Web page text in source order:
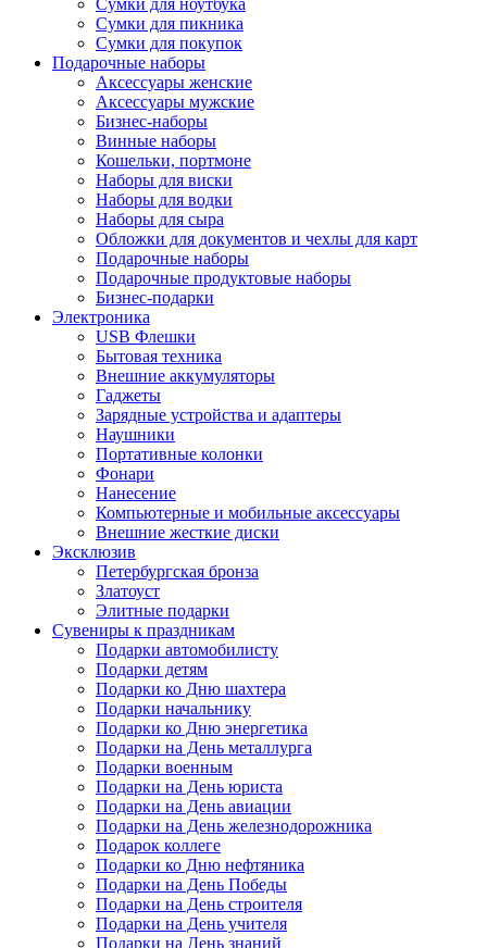
Сумки для ноутбука
Сумки для пикника
Сумки для покупок
Подарочные наборы
Аксессуары женские
Аксессуары мужские
Бизнес-наборы
Винные наборы
Кошельки, портмоне
Наборы для виски
Наборы для водки
Наборы для сыра
Обложки для документов и чехлы для карт
Подарочные наборы
Подарочные продуктовые наборы
Бизнес-подарки
Электроника
USB Флешки
Бытовая техника
Внешние аккумуляторы
Гаджеты
Зарядные устройства и адаптеры
Наушники
Портативные колонки
Фонари
Нанесение
Компьютерные и мобильные аксессуары
Внешние жесткие диски
Эксклюзив
Петербургская бронза
Златоуст
Элитные подарки
Сувениры к праздникам
Подарки автомобилисту
Подарки детям
Подарки ко Дню шахтера
Подарки начальнику
Подарки ко Дню энергетика
Подарки на День металлурга
Подарки военным
Подарки на День юриста
Подарки на День авиации
Подарки на День железнодорожника
Подарок коллеге
Подарки ко Дню нефтяника
Подарки на День Победы
Подарки на День строителя
Подарки на День учителя
Подарки на День знаний